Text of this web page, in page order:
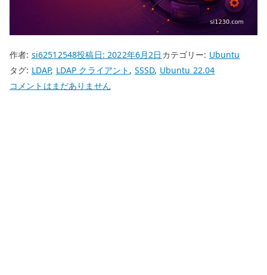
作者: si62512548投稿日:2022年6月2日 カテゴリー: Ubuntu
タグ: LDAP, LDAP クライアント , SSSD, Ubuntu 22.04
Ubuntu
コメントはまだありません